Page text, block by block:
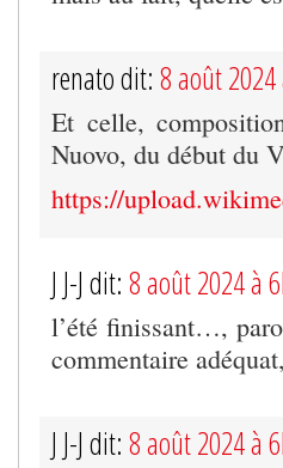
renato dit: 8 août 2024
Et celle,
Nuovo, du début du
https://
J J-J dit: 8 août 2024 à
l’été finissant…,
commentaire
J J-J dit: 8 août 2024 à